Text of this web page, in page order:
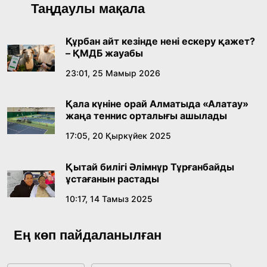
Қазақ тіліндегі «құт» концептісінің
лингвомәдени сипаты
09:21, 21 Шілде 2026
Абайдың адам тәрбиесі туралы
18:59, 20 Шілде 2026
Жасанды интеллект: адамзаттың көмекшісі
18:16, 20 Шілде 2026
жетістіктері мен даму бағыты
Таңдаулы мақала
Құрбан айт кезінде нені ескеру қажет?
– ҚМДБ жауабы
23:01, 25 Мамыр 2026
Қала күніне орай Алматыда «Алатау»
жаңа теннис орталығы ашылады
17:05, 20 Қыркүйек 2025
Қытай билігі Әлімнұр Тұрғанбайды
ұстағанын растады
10:17, 14 Тамыз 2025
Ең көп пайдаланылған